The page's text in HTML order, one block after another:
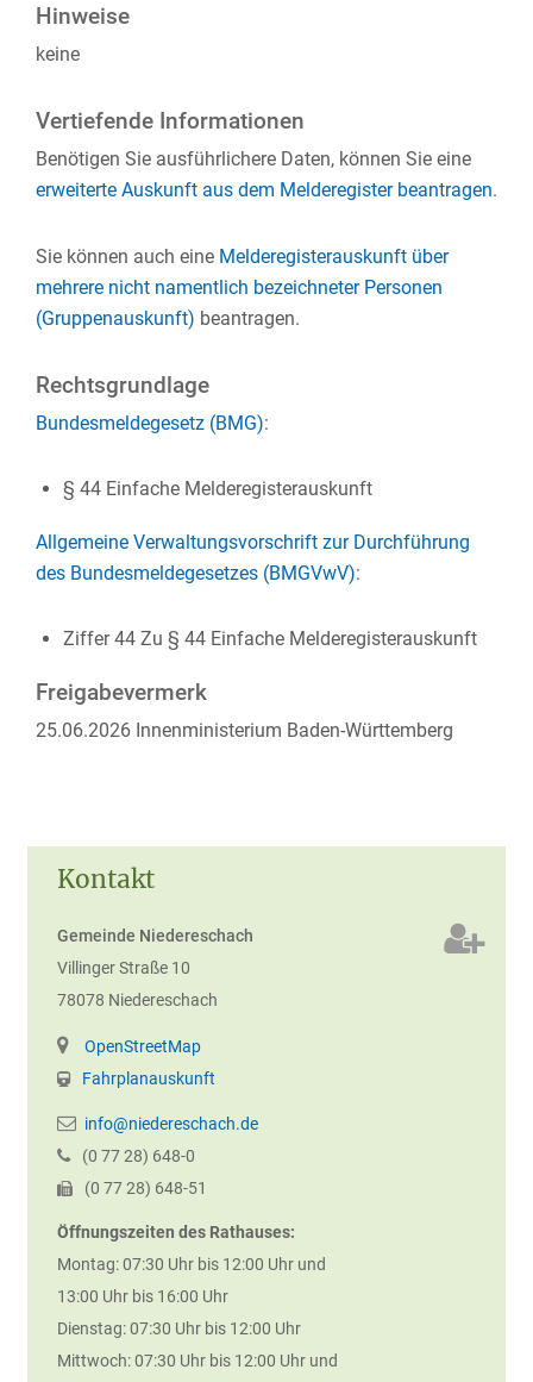
Kontakt
Gemeinde Niedereschach
Villinger Straße 10
78078 Niedereschach
OpenStreetMap
Fahrplanauskunft
info@niedereschach.de
(0 7728) 648-0
(0 7728) 648-51
Öffnungszeiten des Rathauses:
Montag: 07:30 Uhr bis 12:00 Uhr und
13:00 Uhr bis 16:00 Uhr
Dienstag: 07:30 Uhr bis 12:00 Uhr
Mittwoch: 07:30 Uhr bis 12:00 Uhr und
Hinweise
keine
Vertiefende Informationen
Benötigen Sie ausführlichere Daten, können Sie eine
erweiterte Auskunft aus dem Melderegister beantragen.
Sie können auch eine Melderegisterauskunft über
mehrere nicht namentlich bezeichneter Personen
(Gruppenauskunft) beantragen.
Rechtsgrundlage
Bundesmeldegesetz (BMG):
§ 44 Einfache Melderegisterauskunft
Allgemeine Verwaltungsvorschrift zur Durchführung
des Bundesmeldegesetzes (BMGVwV):
Ziffer 44 Zu § 44 Einfache Melderegisterauskunft
Freigabevermerk
25.06.2026 Innenministerium Baden-Württemberg